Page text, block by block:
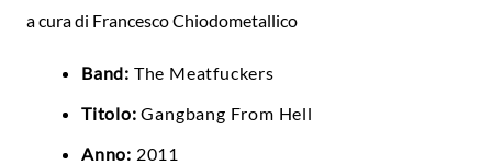
a cura di Francesco Chiodometallico
Band: The Meatfuckers
Titolo: Gangbang From Hell
Anno: 2011